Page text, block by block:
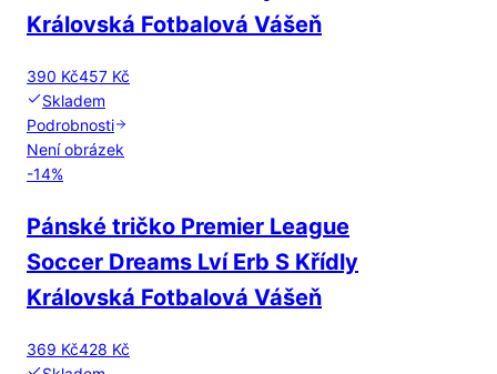
Královská Fotbalová Vášeň
390 Kč457 Kč
Skladem
Podrobnosti
Není obrázek
-14%
Pánské tričko Premier League
Soccer Dreams Lví Erb S Křídly
Královská Fotbalová Vášeň
369 Kč428 Kč